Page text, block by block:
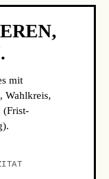
[Profil ↗]
Ludwigslust-
I
mit
Wahlkreis,
(Frist-